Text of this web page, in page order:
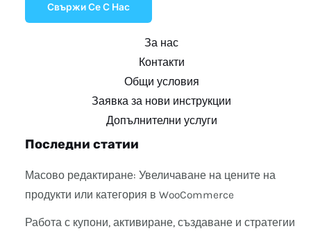
Свържи Се С Нас
За нас
Контакти
Общи условия
Заявка за нови инструкции
Допълнителни услуги
Последни статии
Масово редактиране: Увеличаване на цените на
продукти или категория в WooCommerce
Работа с купони, активиране, създаване и стратегии